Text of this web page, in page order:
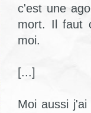
c'est une
mort. Il faut
moi.
[...]
Moi aussi